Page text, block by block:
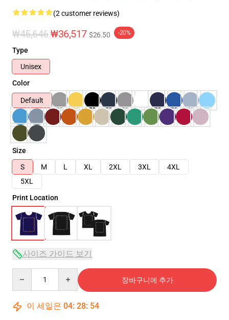
(2 customer reviews)
₩45,646₩36,517 $26.50 -20%
Type
Unisex
Color
Default
Size
S
M L XL 2XL 3XL
4XL
5XL
Print Location
사이즈 가이드 보기
장바구니에 추가
이 세일은 04: 28: 53